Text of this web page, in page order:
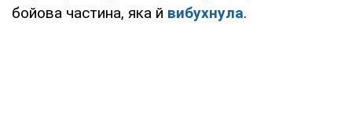
бойова частина, яка й вибухнула.